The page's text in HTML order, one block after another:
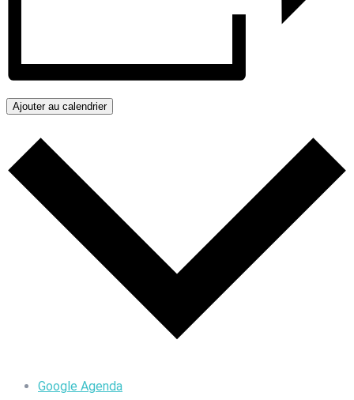
Ajouter au calendrier
Google Agenda